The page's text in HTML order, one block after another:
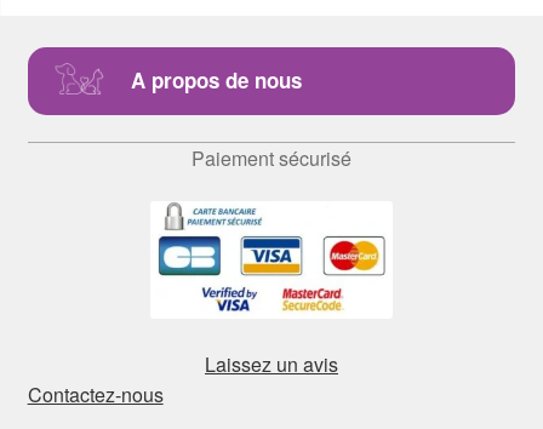
A propos de nous
Paiement sécurisé
Laissez un avis
Contactez-nous